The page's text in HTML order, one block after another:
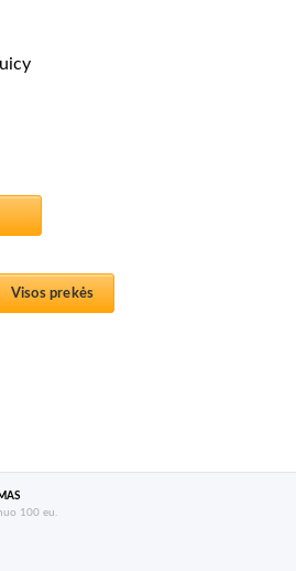
Visos prekės
100 eu.